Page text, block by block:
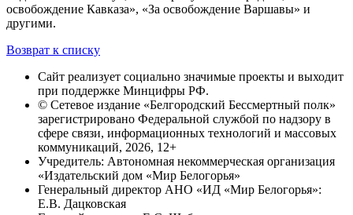
освобождение Кавказа», «За освобождение Варшавы» и
другими.
Возврат к списку
Сайт реализует социально значимые проекты и выходит
при поддержке Минцифры РФ.
© Сетевое издание «Белгородский Бессмертный полк»
зарегистрировано Федеральной службой по надзору в
сфере связи, информационных технологий и массовых
коммуникаций, 2026, 12+
Учредитель: Автономная некоммерческая организация
«Издательский дом «Мир Белогорья»
Генеральный директор АНО «ИД «Мир Белогорья»:
Е.В. Дацковская